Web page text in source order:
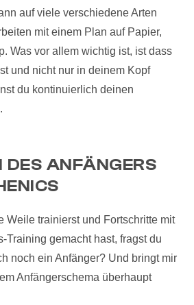
auf viele verschiedene Arten
mit einem Plan auf Papier,
Was vor allem wichtig ist, ist dass
und nicht nur in deinem Kopf
du kontinuierlich deinen
DES ANFÄNGERS
Weile trainierst und Fortschritte mit
Training gemacht hast, fragst du
noch ein Anfänger? Und bringt mir
Anfängerschema überhaupt